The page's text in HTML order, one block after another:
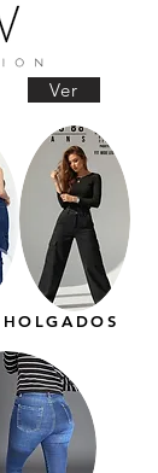
Ver